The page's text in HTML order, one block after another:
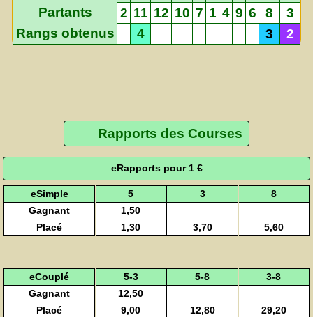
Partants
2 11 12 10 7 1 4 9 6 8
3
Rangs obtenus
4 3 2
Rapports des Courses
eRapports pour 1 €
eSimple 5 3
8
Gagnant
1,50
Placé
1,30 3,70 5,60
eCouplé 5-3 5-8
3-8
Gagnant
12,50
Placé
9,00 12,80 29,20